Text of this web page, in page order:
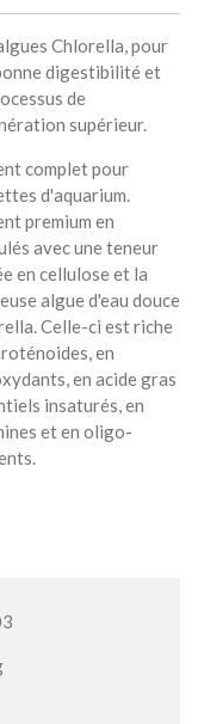
Chlorella, pour
digestibilité et
de
supérieur.
complet pour
d'aquarium.
premium en
avec une teneur
en cellulose et la
algue d'eau douce
Celle-ci est riche
en
en acide gras
insaturés, en
et en oligo-